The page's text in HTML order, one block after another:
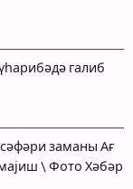
галиб
заманы Ағ
\ Фото Хәбәр